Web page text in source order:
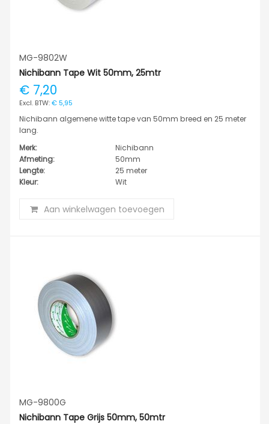
MG-9802W
Nichibann Tape Wit 50mm, 25mtr
€ 7,20
€ 5,95
Nichibann algemene witte tape van 50mm breed en 25 meter
lang.
Merk:
Nichibann
Afmeting:
50mm
Lengte:
25 meter
Kleur:
Wit
Aan winkelwagen toevoegen
MG-9800G
Nichibann Tape Grijs 50mm, 50mtr